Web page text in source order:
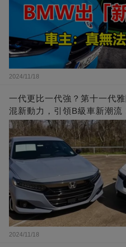
2024/11/18
一代更比一代強？第十一代
混新動力，引領B級車新潮流
2024/11/18